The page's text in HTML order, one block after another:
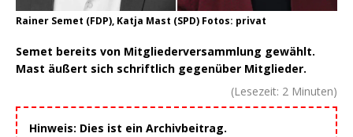
Rainer Semet (FDP), Katja Mast (SPD) Fotos: privat
Semet bereits von Mitgliederversammlung gewählt.
Mast äußert sich schriftlich gegenüber Mitglieder.
(Lesezeit: 2 Minuten)
Hinweis: Dies ist ein Archivbeitrag.